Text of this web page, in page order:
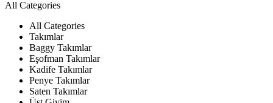
All Categories
All Categories
Takımlar
Baggy Takımlar
Eşofman Takımlar
Kadife Takımlar
Penye Takımlar
Saten Takımlar